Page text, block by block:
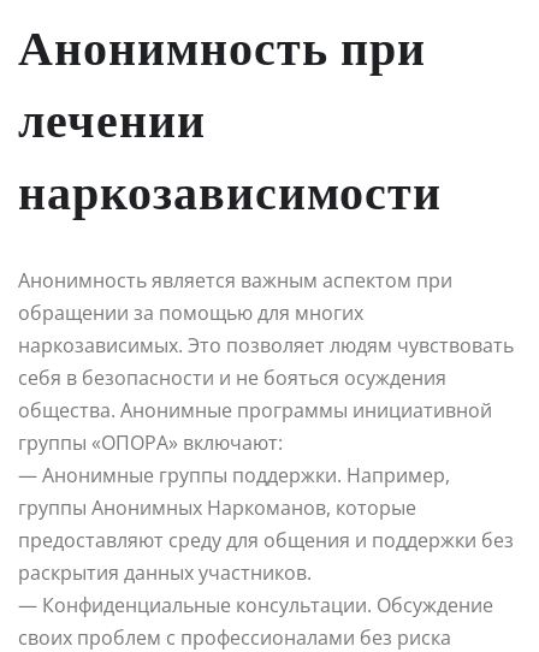
Анонимность при
лечении
наркозависимости
Анонимность является важным аспектом при
обращении за помощью для многих
наркозависимых. Это позволяет людям чувствовать
себя в безопасности и не бояться осуждения
общества. Анонимные программы инициативной
группы «ОПОРА» включают:
— Анонимные группы поддержки. Например,
группы Анонимных Наркоманов, которые
предоставляют среду для общения и поддержки без
раскрытия данных участников.
— Конфиденциальные консультации. Обсуждение
своих проблем с профессионалами без риска